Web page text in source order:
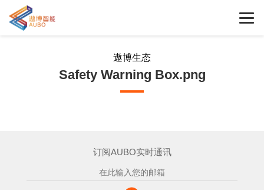
遨博生态
Safety Warning Box.png
订阅AUBO实时通讯